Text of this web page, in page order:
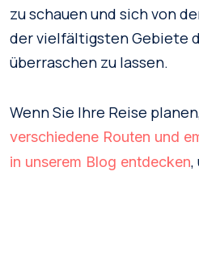
zu schauen und sich von
der vielfältigsten Gebiete
überraschen zu lassen.
Wenn Sie Ihre Reise
verschiedene Routen und
in unserem Blog entdecken,